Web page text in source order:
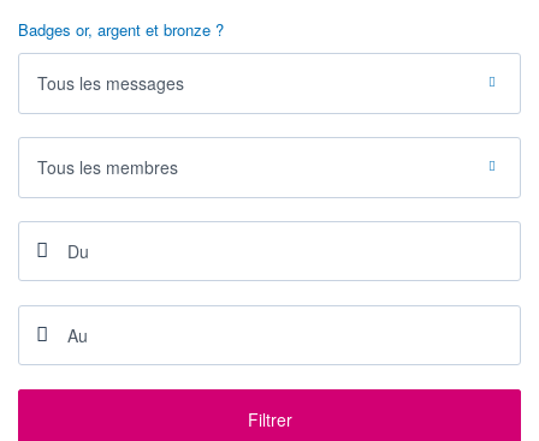
VOLUME
4 398 786 0,15%
VALORISATION
6 670 271 MGBX
LIMITE À LA
0,000
LIMITE À LA
ESTIMÉ 2026 2026
DERNIER
0,00 GBX
DATE
DIVIDENDE
PROCHAIN
-
Badges or, argent et bronze ?
Tous les messages
Tous les membres
Filtrer